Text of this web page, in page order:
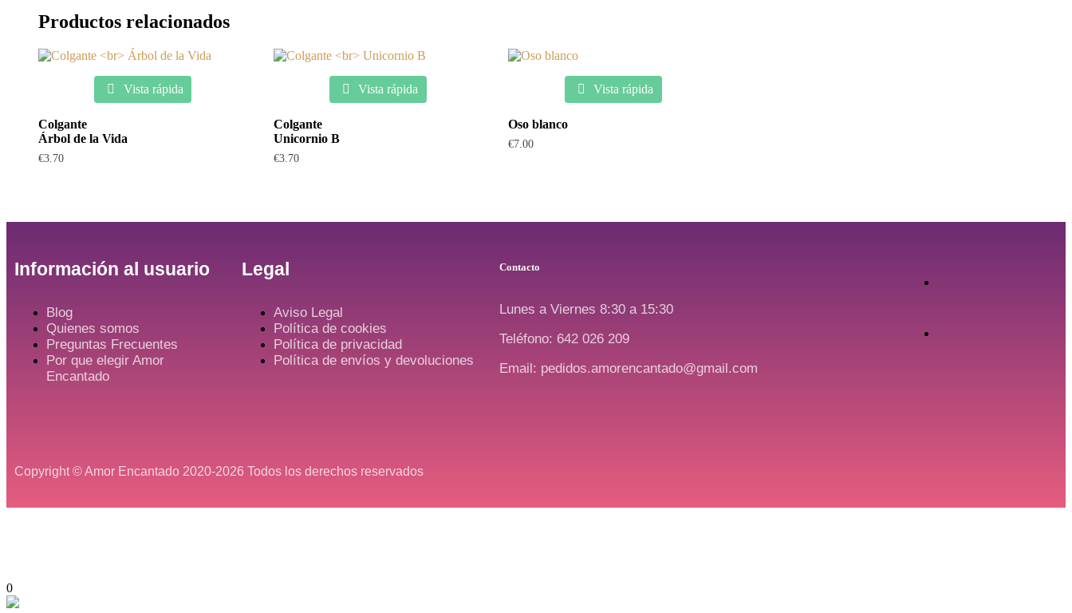
Productos relacionados
Vista rápida
Colgante
Árbol de la Vida
€3.70
Vista rápida
Colgante
Unicornio B
€3.70
Vista rápida
Oso blanco
€7.00
Información al usuario
Blog
Quienes somos
Preguntas Frecuentes
Por que elegir Amor
Encantado
Legal
Aviso Legal
Política de cookies
Política de privacidad
Política de envíos y devoluciones
Contacto
Lunes a Viernes 8:30 a 15:30
Teléfono: 642 026 209
Email: pedidos.amorencantado@gmail.com
Copyright © Amor Encantado 2020-2026 Todos los derechos reservados
0